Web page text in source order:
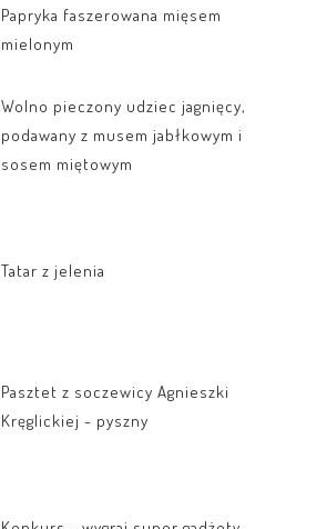
Papryka faszerowana mięsem
mielonym
Wolno pieczony udziec jagnięcy,
podawany z musem jabłkowym i
sosem miętowym
Tatar z jelenia
Pasztet z soczewicy Agnieszki
Kręglickiej - pyszny